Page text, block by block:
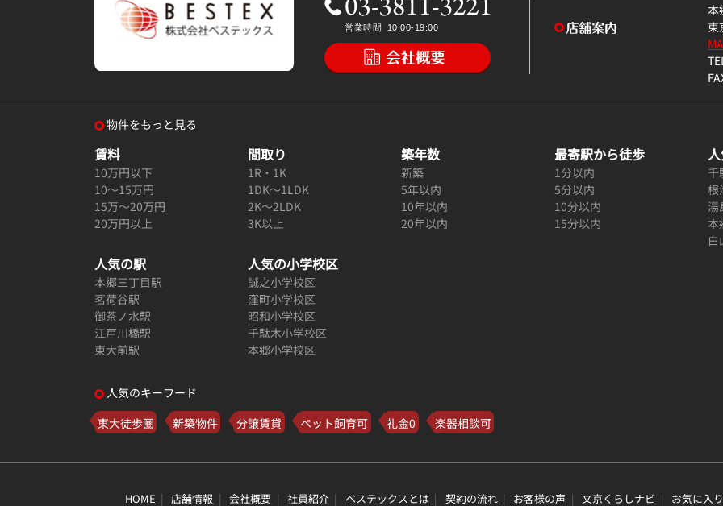
本
東
物件をもっと見る
賃料
10万円以下
10～15万円
15万～20万円
20万円以上
間取り
1R・1K
1DK～1LDK
2K～2LDK
3K以上
築年数
新築
5年以内
10年以内
20年以内
最寄駅から徒歩
1分以内
5分以内
10分以内
15分以内
千
根
湯
本
白
人気の駅
本郷三丁目駅
茗荷谷駅
御茶ノ水駅
江戸川橋駅
東大前駅
人気の小学校区
誠之小学校区
窪町小学校区
昭和小学校区
千駄木小学校区
本郷小学校区
人気のキーワード
東大徒歩圏
新築物件 分譲賃貸 ペット飼育可 礼金0 楽器相談可
HOME 店舗情報 会社概要 社員紹介 ベステックスとは 契約の流れ お客様の声 文京くらしナビ お気に入